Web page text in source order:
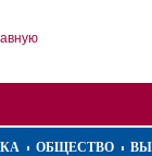
ОБЩЕСТВО